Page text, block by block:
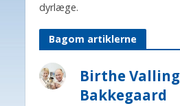
dyrlæge.
Bagom artiklerne
Birthe Valling
Bakkegaard